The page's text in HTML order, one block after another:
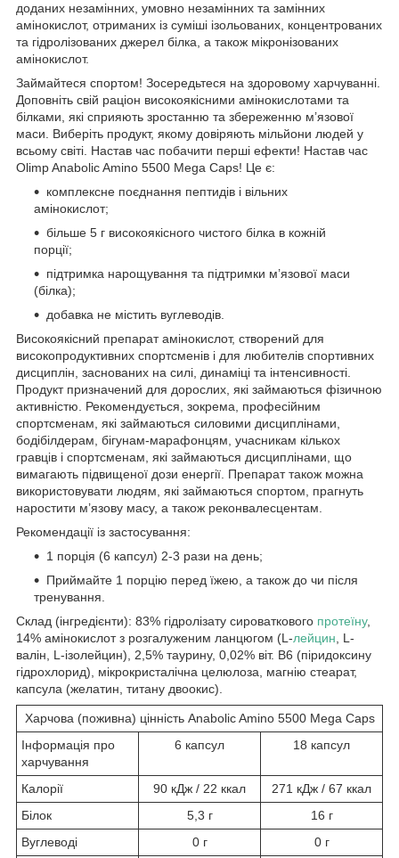
доданих незамінних, умовно незамінних та замінних
амінокислот, отриманих із суміші ізольованих, концентрованих
та гідролізованих джерел білка, а також мікронізованих
амінокислот.
Займайтеся спортом! Зосередьтеся на здоровому харчуванні.
Доповніть свій раціон високоякісними амінокислотами та
білками, які сприяють зростанню та збереженню м’язової
маси. Виберіть продукт, якому довіряють мільйони людей у
всьому світі. Настав час побачити перші ефекти! Настав час
Olimp Anabolic Amino 5500 Mega Caps! Це є:
комплексне поєднання пептидів і вільних
амінокислот;
більше 5 г високоякісного чистого білка в кожній
порції;
підтримка нарощування та підтримки м’язової маси
(білка);
добавка не містить вуглеводів.
Високоякісний препарат амінокислот, створений для
високопродуктивних спортсменів і для любителів спортивних
дисциплін, заснованих на силі, динаміці та інтенсивності.
Продукт призначений для дорослих, які займаються фізичною
активністю. Рекомендується, зокрема, професійним
спортсменам, які займаються силовими дисциплінами,
бодібілдерам, бігунам-марафонцям, учасникам кількох
гравців і спортсменам, які займаються дисциплінами, що
вимагають підвищеної дози енергії. Препарат також можна
використовувати людям, які займаються спортом, прагнуть
наростити м’язову масу, а також реконвалесцентам.
Рекомендації із застосування:
1 порція (6 капсул) 2-3 рази на день;
Приймайте 1 порцію перед їжею, а також до чи після
тренування.
Склад (інгредієнти): 83% гідролізату сироваткового протеїну,
14% амінокислот з розгалуженим ланцюгом (L-лейцин, L-
валін, L-ізолейцин), 2,5% таурину, 0,02% віт. B6 (піридоксину
гідрохлорид), мікрокристалічна целюлоза, магнію стеарат,
капсула (желатин, титану двоокис).
Харчова (поживна) цінність Anabolic Amino 5500 Mega Caps
Інформація про
харчування
6 капсул 18 капсул
Калорії 90 кДж / 22 ккал
271 кДж / 67 ккал
Білок
5,3 г
16 г
Вуглеводі
0 г 0 г